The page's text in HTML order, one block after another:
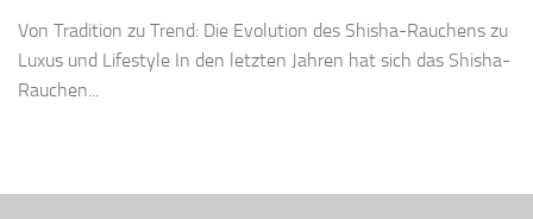
Von Tradition zu Trend: Die Evolution des Shisha-Rauchens zu
Luxus und Lifestyle In den letzten Jahren hat sich das Shisha-
Rauchen...